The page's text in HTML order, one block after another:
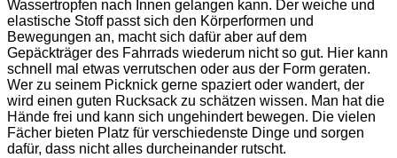
Wassertropfen nach Innen gelangen kann. Der weiche und
elastische Stoff passt sich den Körperformen und
Bewegungen an, macht sich dafür aber auf dem
Gepäckträger des Fahrrads wiederum nicht so gut. Hier kann
schnell mal etwas verrutschen oder aus der Form geraten.
Wer zu seinem Picknick gerne spaziert oder wandert, der
wird einen guten Rucksack zu schätzen wissen. Man hat die
Hände frei und kann sich ungehindert bewegen. Die vielen
Fächer bieten Platz für verschiedenste Dinge und sorgen
dafür, dass nicht alles durcheinander rutscht.